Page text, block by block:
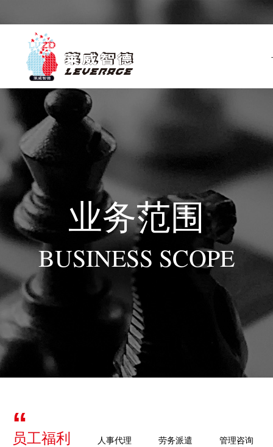
业务范围
BUSINESS SCOPE
员工福利 人事代理 劳务派遣 管理咨询